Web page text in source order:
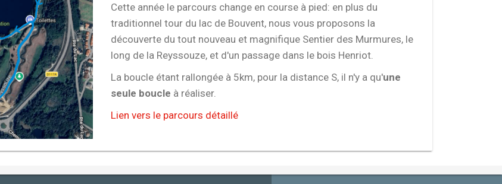
Cette année le parcours change en course à pied: en plus du
traditionnel tour du lac de Bouvent, nous vous proposons la
découverte du tout nouveau et magnifique Sentier des Murmures, le
long de la Reyssouze, et d'un passage dans le bois Henriot.
La boucle étant rallongée à 5km, pour la distance S, il n'y a qu'une
seule boucle à réaliser.
Lien vers le parcours détaillé